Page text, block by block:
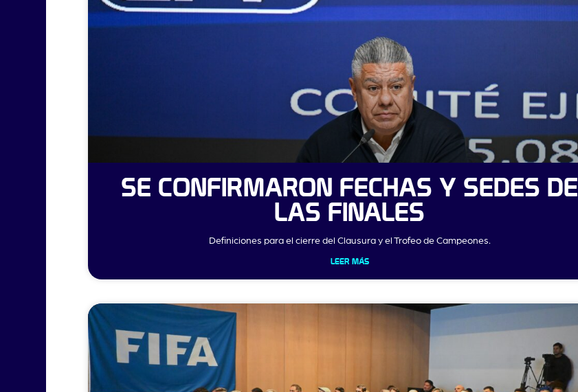
SE CONFIRMARON FECHAS Y SEDES DE
LAS FINALES
Definiciones para el cierre del Clausura y el Trofeo de Campeones.
LEER MÁS